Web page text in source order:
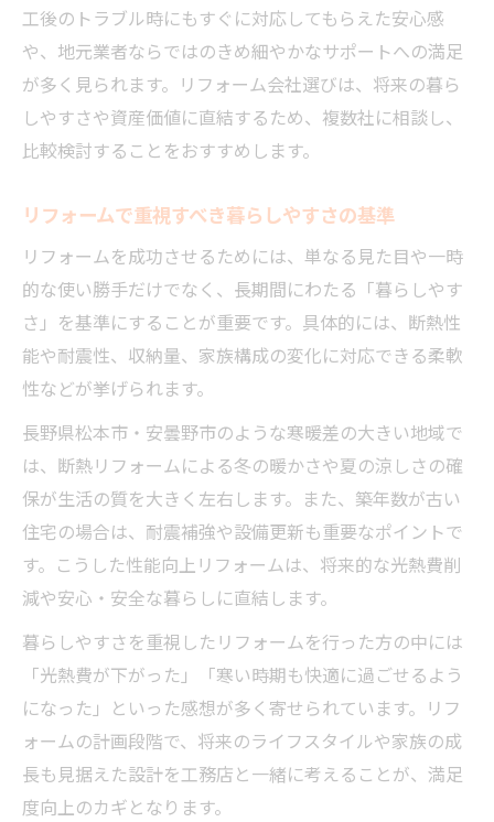
工後のトラブル時にもすぐに対応してもらえた安心感
や、地元業者ならではのきめ細やかなサポートへの満足
が多く見られます。リフォーム会社選びは、将来の暮ら
しやすさや資産価値に直結するため、複数社に相談し、
比較検討することをおすすめします。
リフォームで重視すべき暮らしやすさの基準
リフォームを成功させるためには、単なる見た目や一時
的な使い勝手だけでなく、長期間にわたる「暮らしやす
さ」を基準にすることが重要です。具体的には、断熱性
能や耐震性、収納量、家族構成の変化に対応できる柔軟
性などが挙げられます。
長野県松本市・安曇野市のような寒暖差の大きい地域で
は、断熱リフォームによる冬の暖かさや夏の涼しさの確
保が生活の質を大きく左右します。また、築年数が古い
住宅の場合は、耐震補強や設備更新も重要なポイントで
す。こうした性能向上リフォームは、将来的な光熱費削
減や安心・安全な暮らしに直結します。
暮らしやすさを重視したリフォームを行った方の中には
「光熱費が下がった」「寒い時期も快適に過ごせるよう
になった」といった感想が多く寄せられています。リフ
ォームの計画段階で、将来のライフスタイルや家族の成
長も見据えた設計を工務店と一緒に考えることが、満足
度向上のカギとなります。